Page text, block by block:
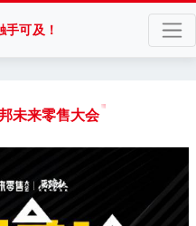
可及！
未来零售大会